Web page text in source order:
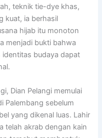
teknik tie-dye khas,
kuat, ia berhasil
hijab itu monoton
menjadi bukti bahwa
budaya dapat
Dian Pelangi memulai
Palembang sebelum
yang dikenal luas. Lahir
telah akrab dengan kain